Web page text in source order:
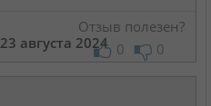
23 августа 2024
Отзыв полезен?
0
0